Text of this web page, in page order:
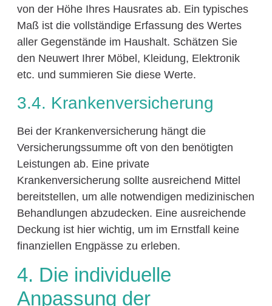
von der Höhe Ihres Hausrates ab. Ein typisches
Maß ist die vollständige Erfassung des Wertes
aller Gegenstände im Haushalt. Schätzen Sie
den Neuwert Ihrer Möbel, Kleidung, Elektronik
etc. und summieren Sie diese Werte.
3.4. Krankenversicherung
Bei der Krankenversicherung hängt die
Versicherungssumme oft von den benötigten
Leistungen ab. Eine private
Krankenversicherung sollte ausreichend Mittel
bereitstellen, um alle notwendigen medizinischen
Behandlungen abzudecken. Eine ausreichende
Deckung ist hier wichtig, um im Ernstfall keine
finanziellen Engpässe zu erleben.
4. Die individuelle
Anpassung der